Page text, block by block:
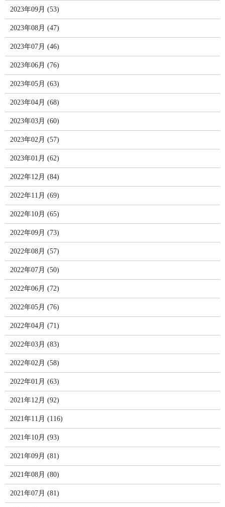
2023年09月 (53)
2023年08月 (47)
2023年07月 (46)
2023年06月 (76)
2023年05月 (63)
2023年04月 (68)
2023年03月 (60)
2023年02月 (57)
2023年01月 (62)
2022年12月 (84)
2022年11月 (69)
2022年10月 (65)
2022年09月 (73)
2022年08月 (57)
2022年07月 (50)
2022年06月 (72)
2022年05月 (76)
2022年04月 (71)
2022年03月 (83)
2022年02月 (58)
2022年01月 (63)
2021年12月 (92)
2021年11月 (116)
2021年10月 (93)
2021年09月 (81)
2021年08月 (80)
2021年07月 (81)